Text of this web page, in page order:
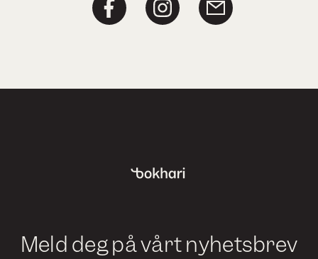
Meld deg på vårt nyhetsbrev